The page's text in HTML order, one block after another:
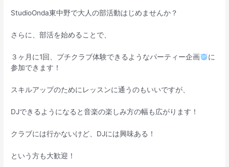
StudioOnda東中野で大人の部活動はじめませんか？
さらに、部活を始めることで、
３ヶ月に1回、プチクラブ体験できるようなパーティー企画
に
参加できます！
スキルアップのためにレッスンに通うのもいいですが、
DJできるようになると音楽の楽しみ方の幅も広がります！
クラブには行かないけど、DJには興味ある！
という方も大歓迎！